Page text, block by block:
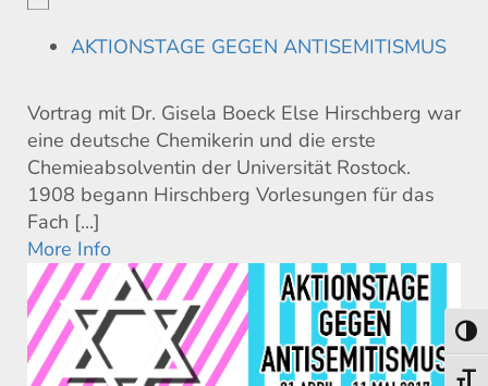
AKTIONSTAGE GEGEN ANTISEMITISMUS
Vortrag mit Dr. Gisela Boeck Else Hirschberg war
eine deutsche Chemikerin und die erste
Chemieabsolventin der Universität Rostock.
1908 begann Hirschberg Vorlesungen für das
Fach [...]
More Info